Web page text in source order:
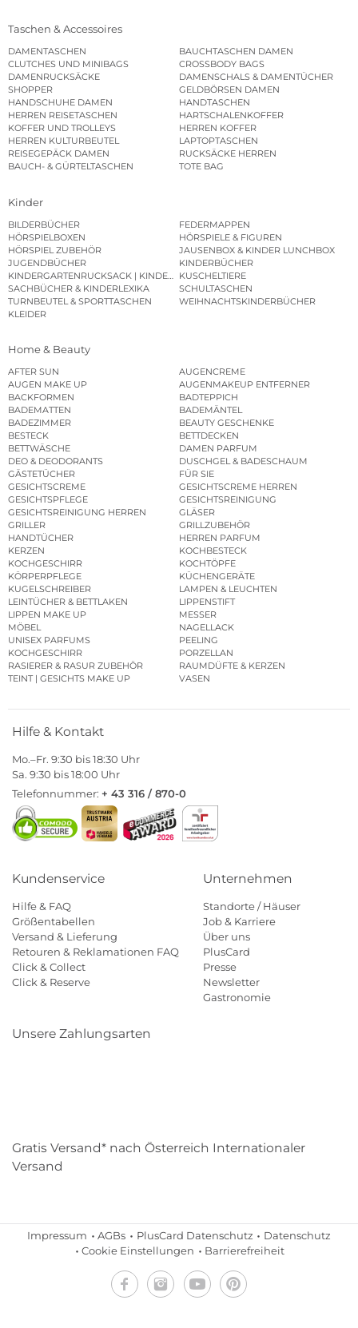
Taschen & Accessoires
DAMENTASCHEN
BAUCHTASCHEN DAMEN
CLUTCHES UND MINIBAGS
CROSSBODY BAGS
DAMENRUCKSÄCKE
DAMENSCHALS & DAMENTÜCHER
SHOPPER
GELDBÖRSEN DAMEN
HANDSCHUHE DAMEN
HANDTASCHEN
HERREN REISETASCHEN
HARTSCHALENKOFFER
KOFFER UND TROLLEYS
HERREN KOFFER
HERREN KULTURBEUTEL
LAPTOPTASCHEN
REISEGEPÄCK DAMEN
RUCKSÄCKE HERREN
BAUCH- & GÜRTELTASCHEN
TOTE BAG
Kinder
BILDERBÜCHER
FEDERMAPPEN
HÖRSPIELBOXEN
HÖRSPIELE & FIGUREN
HÖRSPIEL ZUBEHÖR
JAUSENBOX & KINDER LUNCHBOX
JUGENDBÜCHER
KINDERBÜCHER
KINDERGARTENRUCKSACK | KINDERGARTENBEUTEL
KUSCHELTIERE
SACHBÜCHER & KINDERLEXIKA
SCHULTASCHEN
TURNBEUTEL & SPORTTASCHEN
WEIHNACHTSKINDERBÜCHER
KLEIDER
Home & Beauty
AFTER SUN
AUGENCREME
AUGEN MAKE UP
AUGENMAKEUP ENTFERNER
BACKFORMEN
BADTEPPICH
BADEMATTEN
BADEMÄNTEL
BADEZIMMER
BEAUTY GESCHENKE
BESTECK
BETTDECKEN
BETTWÄSCHE
DAMEN PARFUM
DEO & DEODORANTS
DUSCHGEL & BADESCHAUM
GÄSTETÜCHER
FÜR SIE
GESICHTSCREME
GESICHTSCREME HERREN
GESICHTSPFLEGE
GESICHTSREINIGUNG
GESICHTSREINIGUNG HERREN
GLÄSER
GRILLER
GRILLZUBEHÖR
HANDTÜCHER
HERREN PARFUM
KERZEN
KOCHBESTECK
KOCHGESCHIRR
KOCHTÖPFE
KÖRPERPFLEGE
KÜCHENGERÄTE
KUGELSCHREIBER
LAMPEN & LEUCHTEN
LEINTÜCHER & BETTLAKEN
LIPPENSTIFT
LIPPEN MAKE UP
MESSER
MÖBEL
NAGELLACK
UNISEX PARFUMS
PEELING
KOCHGESCHIRR
PORZELLAN
RASIERER & RASUR ZUBEHÖR
RAUMDÜFTE & KERZEN
TEINT | GESICHTS MAKE UP
VASEN
Hilfe & Kontakt
Mo.–Fr. 9:30 bis 18:30 Uhr
Sa. 9:30 bis 18:00 Uhr
Telefonnummer: + 43 316 / 870-0
Kundenservice
Hilfe & FAQ
Größentabellen
Versand & Lieferung
Retouren & Reklamationen FAQ
Click & Collect
Click & Reserve
Unternehmen
Standorte / Häuser
Job & Karriere
Über uns
PlusCard
Presse
Newsletter
Gastronomie
Unsere Zahlungsarten
Gratis Versand* nach Österreich Internationaler
Versand
Impressum AGBs PlusCard Datenschutz
Datenschutz
Cookie Einstellungen
Barrierefreiheit